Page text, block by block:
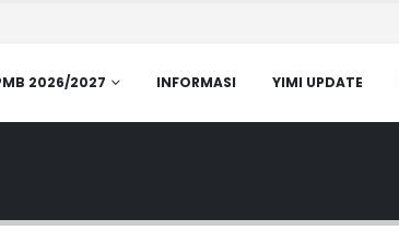
2026/2027 INFORMASI YIMI UPDATE